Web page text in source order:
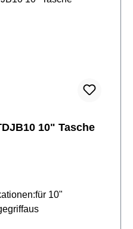
10" Tasche
10"